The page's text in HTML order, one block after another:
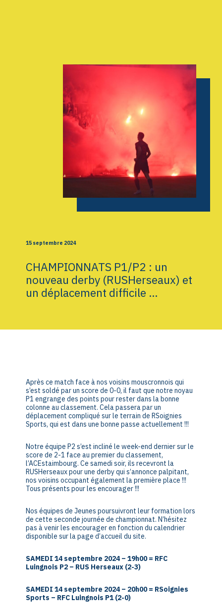
CONTACT
15 septembre 2024
CHAMPIONNATS P1/P2 : un
nouveau derby (RUSHerseaux) et
un déplacement difficile …
Après ce match face à nos voisins mouscronnois qui
s’est soldé par un score de 0-0, il faut que notre noyau
P1 engrange des points pour rester dans la bonne
colonne au classement. Cela passera par un
déplacement compliqué sur le terrain de RSoignies
Sports, qui est dans une bonne passe actuellement !!!
Notre équipe P2 s’est incliné le week-end dernier sur le
score de 2-1 face au premier du classement,
l’ACEstaimbourg. Ce samedi soir, ils recevront la
RUSHerseaux pour une derby qui s’annonce palpitant,
nos voisins occupant également la première place !!!
Tous présents pour les encourager !!!
Nos équipes de Jeunes poursuivront leur formation lors
de cette seconde journée de championnat. N’hésitez
pas à venir les encourager en fonction du calendrier
disponible sur la page d’accueil du site.
SAMEDI 14 septembre 2024 – 19h00 = RFC
Luingnois P2 – RUS Herseaux (2-3)
SAMEDI 14 septembre 2024 – 20h00 = RSoignies
Sports – RFC Luingnois P1 (2-0)